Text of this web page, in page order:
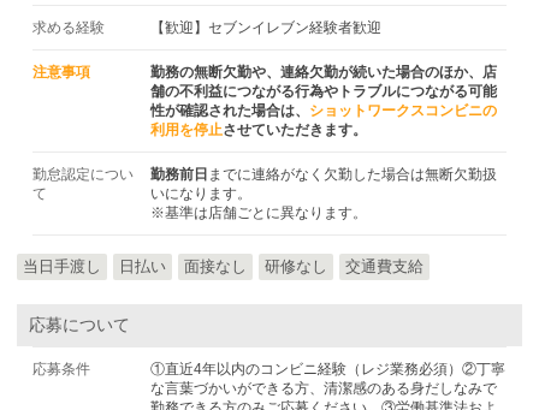
求める経験 【歓迎】セブンイレブン経験者歓迎
注意事項
勤務の無断欠勤や、連絡欠勤が続いた場合のほか、店
舗の不利益につながる行為やトラブルにつながる可能
性が確認された場合は、
ショットワークスコンビニの
利用を停止させていただきます。
勤怠認定につい
て
勤務前日 までに連絡がなく欠勤した場合は無断欠勤扱
いになります。
※基準は店舗ごとに異なります。
当日手渡し 日払い 面接なし 研修なし 交通費支給
応募について
応募条件
①直近4年以内のコンビニ経験（レジ業務必須）②丁寧
な言葉づかいができる方、清潔感のある身だしなみで